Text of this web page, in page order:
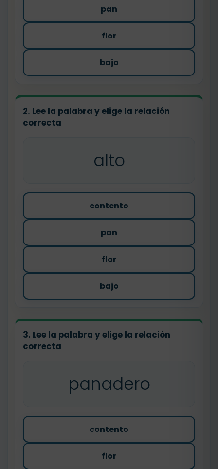
pan
flor
bajo
2. Lee la palabra y elige la relación
correcta
alto
contento
pan
flor
bajo
3. Lee la palabra y elige la relación
correcta
panadero
contento
flor